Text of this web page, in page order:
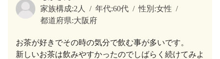
家族構成:2人 年代:60代 性別:女性
都道府県:大阪府
お茶が好きでその時の気分で飲む事が多いです。
新しいお茶は飲みやすかったのでしばらく続けてみよ